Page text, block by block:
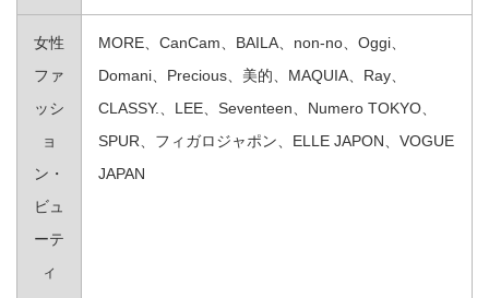
女性
ファ
ッシ
ョ
ン・
ビュ
ーテ
ィ
MORE、CanCam、BAILA、non‐no、Oggi、
Domani、Precious、美的、MAQUIA、Ray、
CLASSY.、LEE、Seventeen、Numero TOKYO、
SPUR、フィガロジャポン、ELLE JAPON、VOGUE
JAPAN